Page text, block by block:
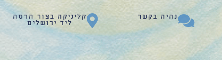
נהיה בקשר קליניקה בצור הדסה
ליד ירושלים